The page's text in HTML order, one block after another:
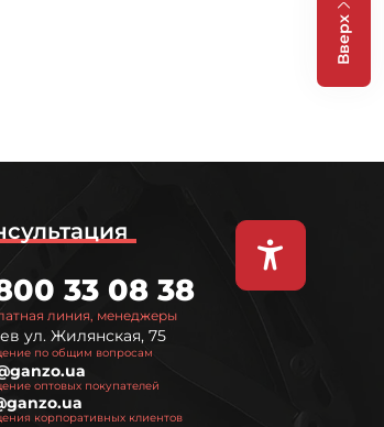
Вверх
линия, менеджеры
33 08 38
ул. Жилянская, 75
по общим вопросам
оптовых покупателей
корпоративных клиентов